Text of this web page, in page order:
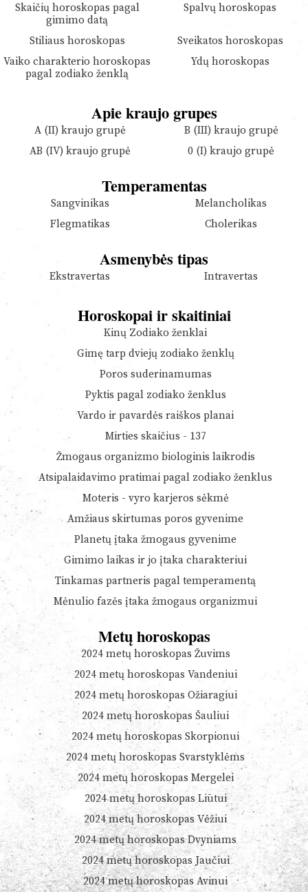
Skaičių horoskopas pagal
gimimo datą
Spalvų horoskopas
Stiliaus horoskopas
Sveikatos horoskopas
Vaiko charakterio horoskopas
pagal zodiako ženklą
Ydų horoskopas
Apie kraujo grupes
A (II) kraujo grupė
B (III) kraujo grupė
AB (IV) kraujo grupė
0 (I) kraujo grupė
Temperamentas
Sangvinikas
Melancholikas
Flegmatikas
Cholerikas
Asmenybės tipas
Ekstravertas Intravertas
Horoskopai ir skaitiniai
Kinų Zodiako ženklai
Gimę tarp dviejų zodiako ženklų
Poros suderinamumas
Pyktis pagal zodiako ženklus
Vardo ir pavardės raiškos planai
Mirties skaičius - 137
Žmogaus organizmo biologinis laikrodis
Atsipalaidavimo pratimai pagal zodiako ženklus
Moteris - vyro karjeros sėkmė
Amžiaus skirtumas poros gyvenime
Planetų įtaka žmogaus gyvenime
Gimimo laikas ir jo įtaka charakteriui
Tinkamas partneris pagal temperamentą
Mėnulio fazės įtaka žmogaus organizmui
Metų horoskopas
2024 metų horoskopas Žuvims
2024 metų horoskopas Vandeniui
2024 metų horoskopas Ožiaragiui
2024 metų horoskopas Šauliui
2024 metų horoskopas Skorpionui
2024 metų horoskopas Svarstyklėms
2024 metų horoskopas Mergelei
2024 metų horoskopas Liūtui
2024 metų horoskopas Vėžiui
2024 metų horoskopas Dvyniams
2024 metų horoskopas Jaučiui
2024 metų horoskopas Avinui